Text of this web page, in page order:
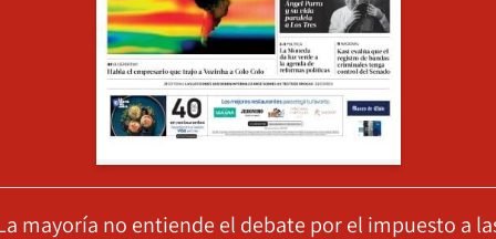
mayoría no entiende el debate por el impuesto a